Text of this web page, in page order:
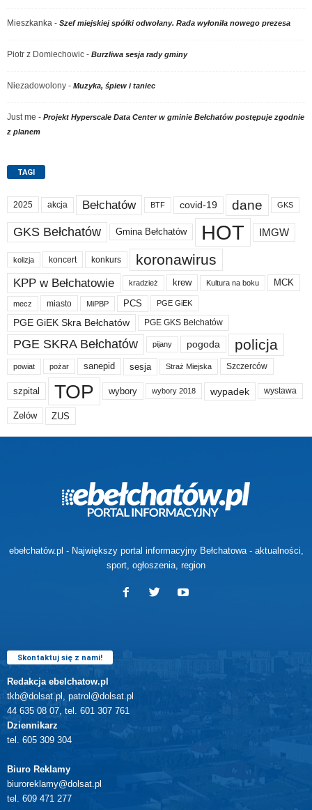
Mieszkanka - Szef miejskiej spółki odwołany. Rada wyłoniła nowego prezesa
Piotr z Domiechowic - Burzliwa sesja rady gminy
Niezadowolony - Muzyka, śpiew i taniec
Just me - Projekt Hyperscale Data Center w gminie Bełchatów postępuje zgodnie
z planem
TAGI
2025 akcja Bełchatów BTF covid-19 dane GKS
GKS Bełchatów Gmina Bełchatów HOT IMGW
kolizja koncert konkurs koronawirus
KPP w Bełchatowie kradzież krew Kultura na boku MCK
mecz miasto MiPBP PCS PGE GiEK
PGE GiEK Skra Bełchatów PGE GKS Bełchatów
PGE SKRA Bełchatów pijany pogoda policja
powiat pożar sanepid sesja Straż Miejska Szczerców
szpital TOP wybory wybory 2018 wypadek wystawa
Zelów ZUS
ebełchatów.pl - Największy portal informacyjny Bełchatowa - aktualności,
sport, ogłoszenia, region
Skontaktuj się z nami!
Redakcja ebelchatow.pl
tkb@dolsat.pl, patrol@dolsat.pl
44 635 08 07, tel. 601 307 761
Dziennikarz
tel. 605 309 304
Biuro Reklamy
biuroreklamy@dolsat.pl
tel. 609 471 277